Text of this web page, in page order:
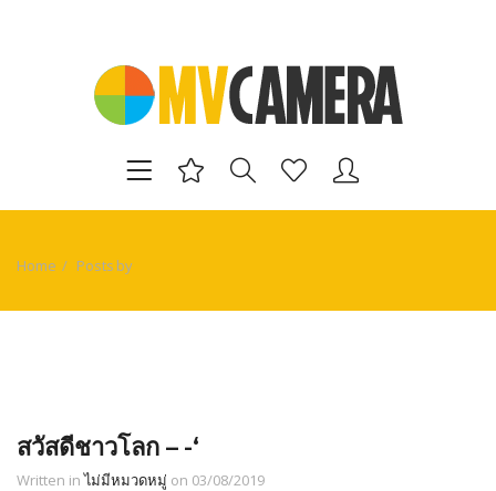
Home Posts by
สวัสดีชาวโลก – -‘
Written inไม่มีหมวดหมู่ on 03/08/2019